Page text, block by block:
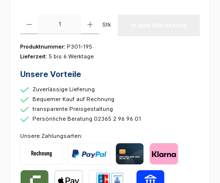
Stk
Produktnummer: P301-195
Lieferzeit: 5 bis 6 Werktage
Unsere Vorteile
Zuverlässige Lieferung
Bequemer Kauf auf Rechnung
transparente Preisgestaltung
Persönliche Beratung 02365 2 96 96 01
Unsere Zahlungsarten: